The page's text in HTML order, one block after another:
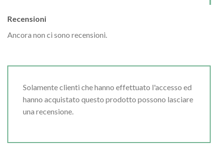
Recensioni
Ancora non ci sono recensioni.
Solamente clienti che hanno effettuato l'accesso ed
hanno acquistato questo prodotto possono lasciare
una recensione.